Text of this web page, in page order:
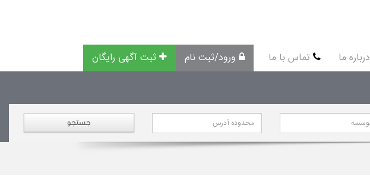
درباره ما تماس با ما ورود/ثبت نام ثبت آگهی رایگان
جستجو